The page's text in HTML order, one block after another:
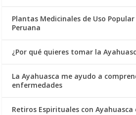
Plantas Medicinales de Uso
Peruana
¿Por qué quieres tomar la
La Ayahuasca me ayudo a
enfermedades
Retiros Espirituales con Ayahuasca